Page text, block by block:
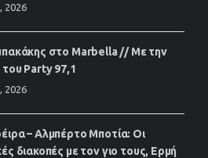
2026
στο Marbella // Με την
του Party 97,1
2026
– Αλμπέρτο Μποτία: Οι
διακοπές με τον γιο τους, Ερμή